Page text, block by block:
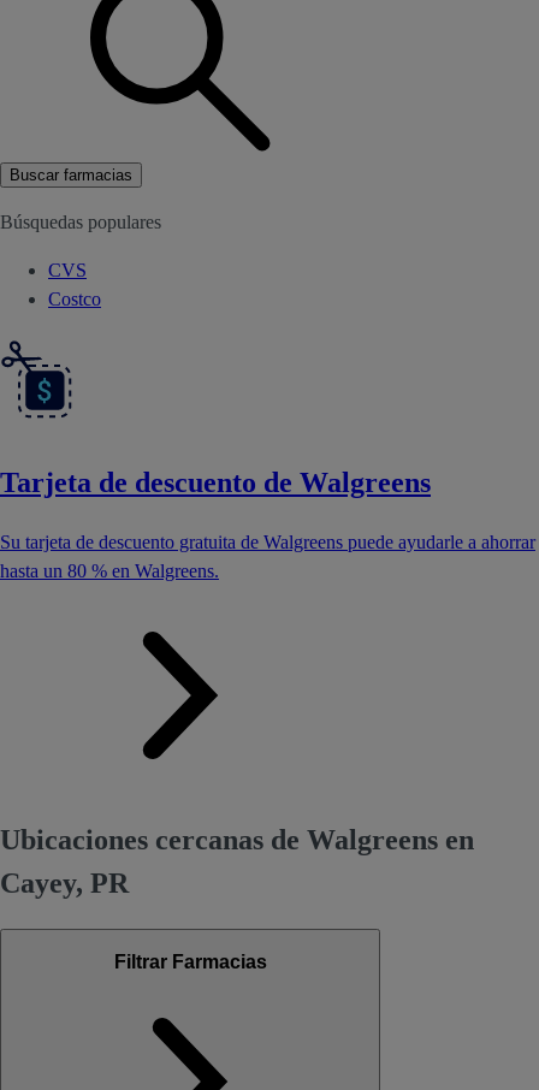
Buscar farmacias
Búsquedas populares
CVS
Costco
Tarjeta de descuento de Walgreens
Su tarjeta de descuento gratuita de Walgreens puede ayudarle a ahorrar
hasta un 80 % en Walgreens.
Ubicaciones cercanas de Walgreens en
Cayey, PR
Filtrar Farmacias